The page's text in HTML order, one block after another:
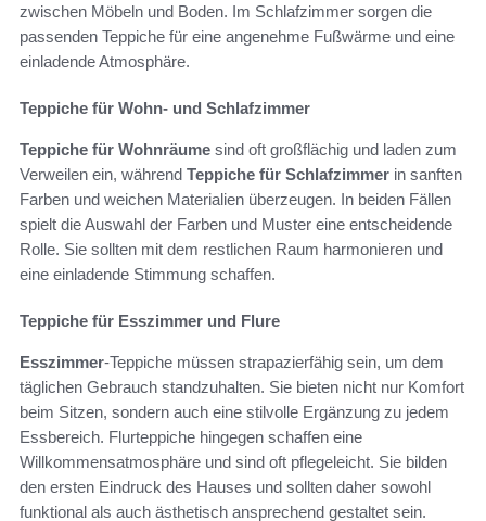
zwischen Möbeln und Boden. Im Schlafzimmer sorgen die
passenden Teppiche für eine angenehme Fußwärme und eine
einladende Atmosphäre.
Teppiche für Wohn- und Schlafzimmer
Teppiche für Wohnräume sind oft großflächig und laden zum
Verweilen ein, während Teppiche für Schlafzimmer in sanften
Farben und weichen Materialien überzeugen. In beiden Fällen
spielt die Auswahl der Farben und Muster eine entscheidende
Rolle. Sie sollten mit dem restlichen Raum harmonieren und
eine einladende Stimmung schaffen.
Teppiche für Esszimmer und Flure
Esszimmer-Teppiche müssen strapazierfähig sein, um dem
täglichen Gebrauch standzuhalten. Sie bieten nicht nur Komfort
beim Sitzen, sondern auch eine stilvolle Ergänzung zu jedem
Essbereich. Flurteppiche hingegen schaffen eine
Willkommensatmosphäre und sind oft pflegeleicht. Sie bilden
den ersten Eindruck des Hauses und sollten daher sowohl
funktional als auch ästhetisch ansprechend gestaltet sein.